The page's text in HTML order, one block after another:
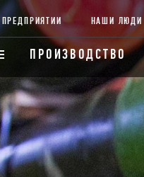
НАШИ ЛЮДИ
ПРОИЗВОДСТВО